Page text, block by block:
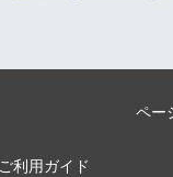
ペー
ご利用ガイド